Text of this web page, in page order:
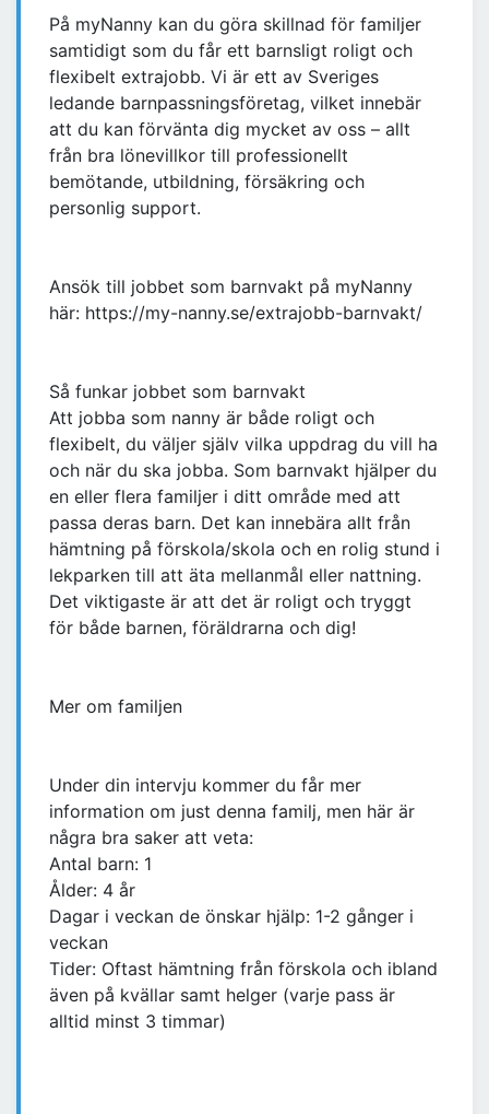
På myNanny kan du göra skillnad för familjer
samtidigt som du får ett barnsligt roligt och
flexibelt extrajobb. Vi är ett av Sveriges
ledande barnpassningsföretag, vilket innebär
att du kan förvänta dig mycket av oss – allt
från bra lönevillkor till professionellt
bemötande, utbildning, försäkring och
personlig support.
Ansök till jobbet som barnvakt på myNanny
här: https://my-nanny.se/extrajobb-barnvakt/
Så funkar jobbet som barnvakt
Att jobba som nanny är både roligt och
flexibelt, du väljer själv vilka uppdrag du vill ha
och när du ska jobba. Som barnvakt hjälper du
en eller flera familjer i ditt område med att
passa deras barn. Det kan innebära allt från
hämtning på förskola/skola och en rolig stund i
lekparken till att äta mellanmål eller nattning.
Det viktigaste är att det är roligt och tryggt
för både barnen, föräldrarna och dig!
Mer om familjen
Under din intervju kommer du får mer
information om just denna familj, men här är
några bra saker att veta:
Antal barn: 1
Ålder: 4 år
Dagar i veckan de önskar hjälp: 1-2 gånger i
veckan
Tider: Oftast hämtning från förskola och ibland
även på kvällar samt helger (varje pass är
alltid minst 3 timmar)